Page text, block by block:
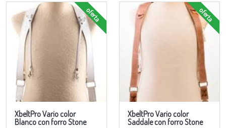
XbeltPro Vario color
Blanco con forro Stone
oferta
XbeltPro Vario color
Saddale con forro Stone
oferta